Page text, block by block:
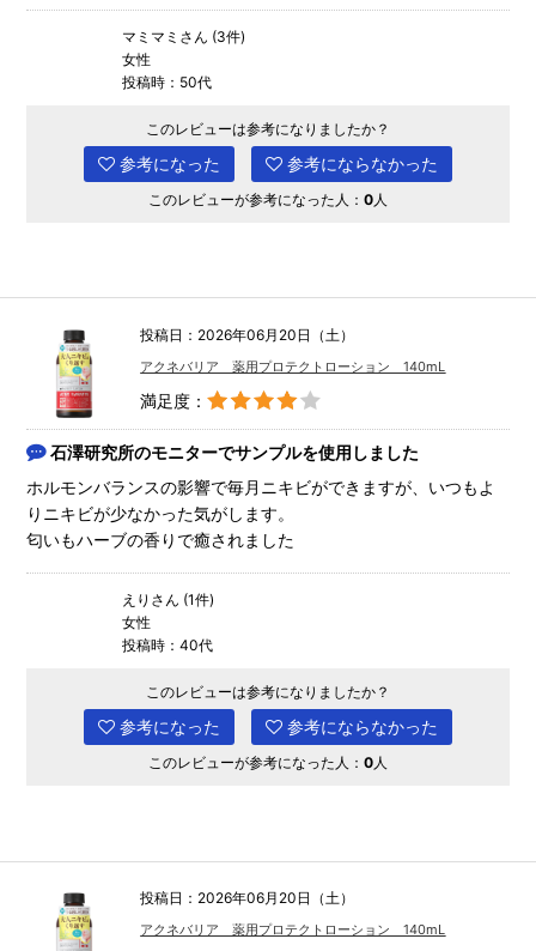
マミマミさん (3件)
女性
投稿時：50代
このレビューは参考になりましたか？
参考になった 参考にならなかった
このレビューが参考になった人： 0 人
投稿日：2026年06月20日（土）
アクネバリア 薬用プロテクトローション 140mL
満足度：
石澤研究所のモニターでサンプルを使用しました
ホルモンバランスの影響で毎月ニキビができますが、いつもよ
りニキビが少なかった気がします。
匂いもハーブの香りで癒されました
えりさん (1件)
女性
投稿時：40代
このレビューは参考になりましたか？
参考になった 参考にならなかった
このレビューが参考になった人： 0人
投稿日：2026年06月20日（土）
アクネバリア 薬用プロテクトローション 140mL